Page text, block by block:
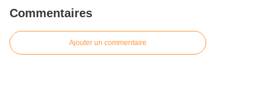
Commentaires
Ajouter un commentaire